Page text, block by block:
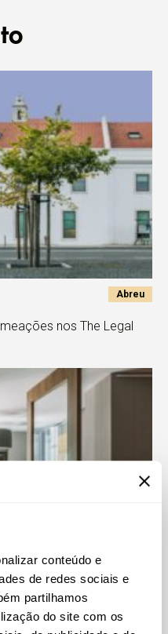
conteúdo e
de redes sociais e
partilhamos
do site com os
Abreu
nos The Legal
no Legal 500 EMEA